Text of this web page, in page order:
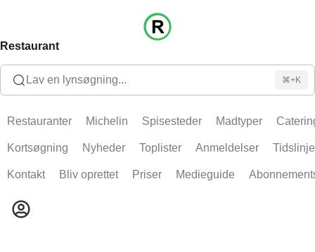
Restaurant
Lav en lynsøgning... ⌘+K
Restauranter Michelin Spisesteder Madtyper
Kortsøgning Nyheder Toplister Anmeldelser Tidslinje
Kontakt Bliv oprettet Priser Medieguide